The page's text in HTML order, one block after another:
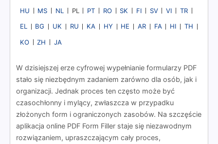
HU MS NL PL PT RO SK FI SV VI TR
EL BG UK RU KA HY HE AR FA HI TH
KO ZH JA
W dzisiejszej erze cyfrowej wypełnianie formularzy PDF
stało się niezbędnym zadaniem zarówno dla osób, jak i
organizacji. Jednak proces ten często może być
czasochłonny i mylący, zwłaszcza w przypadku
złożonych form i ograniczonych zasobów. Na szczęście
aplikacja online PDF Form Filler staje się niezawodnym
rozwiązaniem, upraszczającym cały proces,